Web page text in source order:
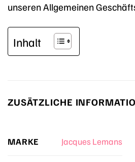
unseren Allgemeinen
Inhalt
ZUSÄTZLICHE
MARKE Jacques Lemans